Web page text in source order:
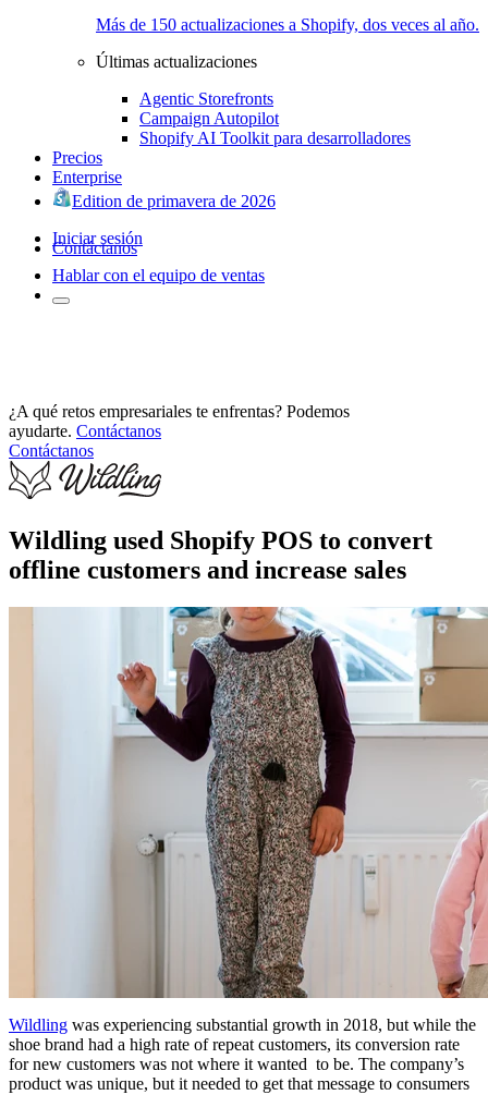
Más de 150 actualizaciones a Shopify, dos veces al año.
Últimas actualizaciones
Agentic Storefronts
Campaign Autopilot
Shopify AI Toolkit para desarrolladores
Precios
Enterprise
Edition de primavera de 2026
Iniciar sesión
Contáctanos
Hablar con el equipo de ventas
¿A qué retos empresariales te enfrentas? Podemos
ayudarte. Contáctanos
Contáctanos
Wildling used Shopify POS to convert
offline customers and increase sales
Wildling was experiencing substantial growth in 2018, but while the
shoe brand had a high rate of repeat customers, its conversion rate
for new customers was not where it wanted to be. The company’s
product was unique, but it needed to get that message to consumers